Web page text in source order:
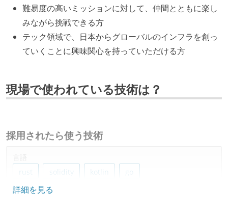
難易度の高いミッションに対して、仲間とともに楽し
みながら挑戦できる方
テック領域で、日本からグローバルのインフラを創っ
ていくことに興味関心を持っていただける方
現場で使われている技術は？
採用されたら使う技術
言語
rust
solidity kotlin go
フレームワーク
詳細を見る